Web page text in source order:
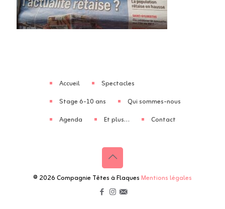
Accueil
Spectacles
Stage 6-10 ans
Qui sommes-nous
Agenda
Et plus… Contact
© 2026 Compagnie Têtes à FlaquesMentions légales